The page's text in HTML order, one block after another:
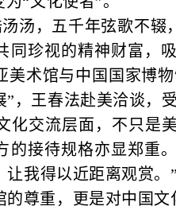
汤，五千年弦歌不辍
同珍视的精神财富，
美术馆与中国国家博
，王春法赴美洽谈，
化交流层面，不只是
的接待规格亦显郑重
让我得以近距离观赏
的尊重，更是对中国文